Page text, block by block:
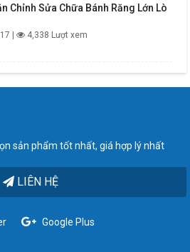
Chỉnh Sửa Chữa Bánh Răng Lớn Lò
| 4,338 Lượt xem
sản phẩm tốt nhất, giá hợp lý nhất
LIÊN HỆ
Google Plus